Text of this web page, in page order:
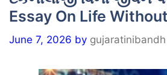
Essay On Life
June 7, 2026 by gujaratinibandh